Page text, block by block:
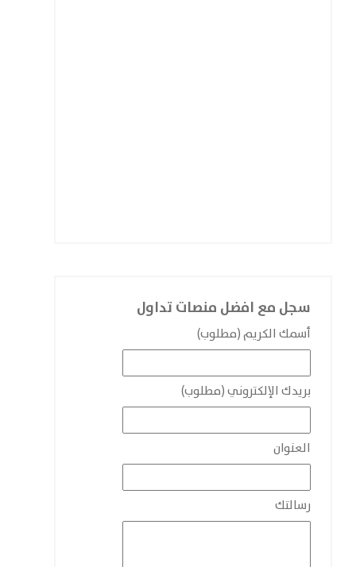
سجل مع افضل منصات تداول
أسمك الكريم (مطلوب)
بريدك الإلكتروني (مطلوب)
العنوان
رسالتك